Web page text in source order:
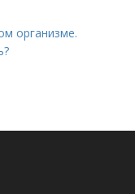
организме.